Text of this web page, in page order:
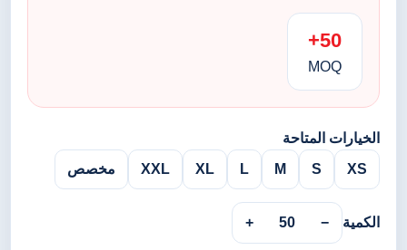
50+
MOQ
الخيارات المتاحة
XS
S
M
L
XL
XXL مخصص
الكمية −
50
+